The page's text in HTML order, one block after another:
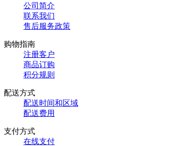
公司简介
联系我们
售后服务政策
购物指南
注册客户
商品订购
积分规则
配送方式
配送时间和区域
配送费用
支付方式
在线支付